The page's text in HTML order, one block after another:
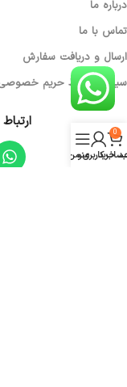
درباره ما
تماس با ما
ارسال و دریافت سفارش
سیاست حفظ حریم
0
خرید
کاربری من
منو